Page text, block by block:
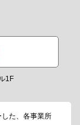
1F
た、各事業所